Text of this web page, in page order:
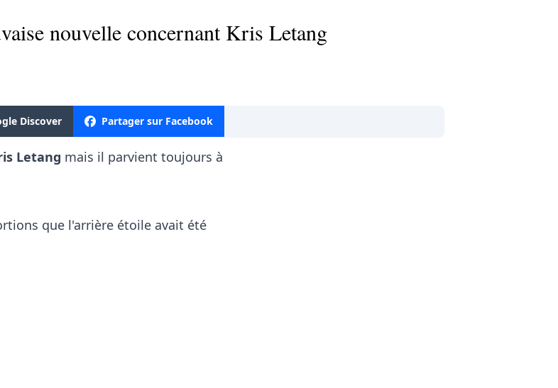
nouvelle concernant Kris Letang
Discover Partager sur Facebook
Letang mais il parvient toujours à
que l'arrière étoile avait été